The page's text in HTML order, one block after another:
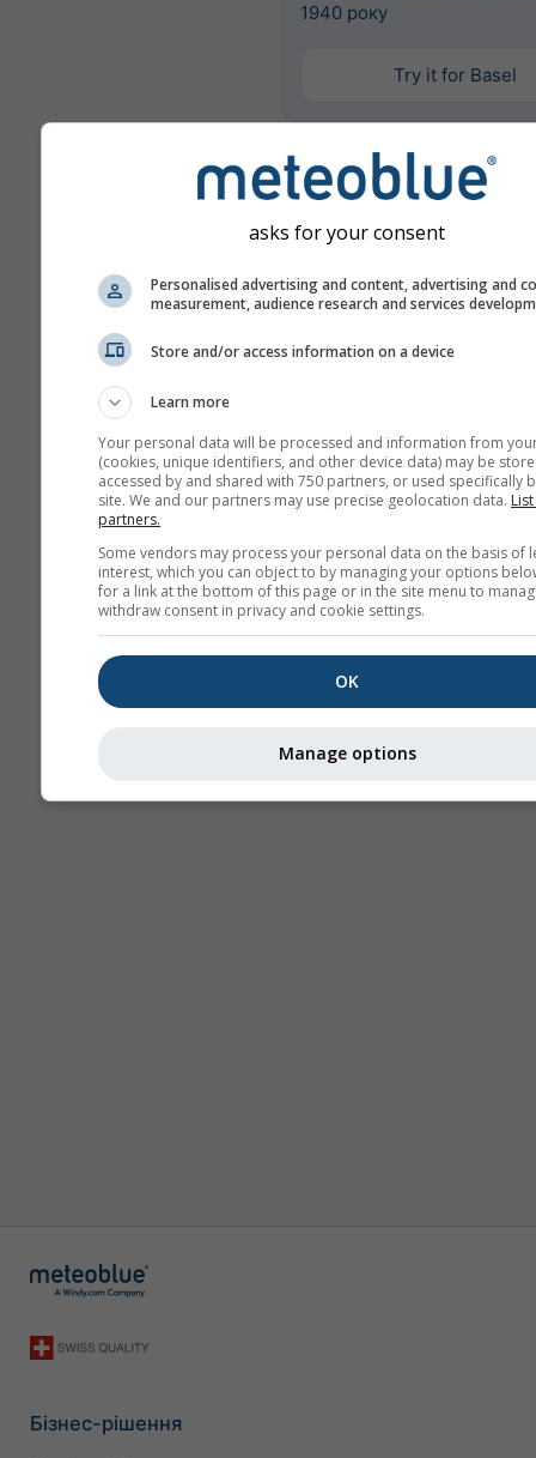
1940 року
Try it for Basel
Більше погодних даних
Порівняння
Бізнес-рішення
asks for your consent
Personalised advertising and content, advertising and
measurement, audience research and services
Store and/or access information on a device
Learn more
Your personal data will be processed and information from
(cookies, unique identifiers, and other device data) may be
accessed by and shared with 750 partners, or used specifically
site. We and our partners may use precise geolocation data.
partners.
Some vendors may process your personal data on the basis of
interest, which you can object to by managing your options
for a link at the bottom of this page or in the site menu to
withdraw consent in privacy and cookie settings.
OK
Manage options